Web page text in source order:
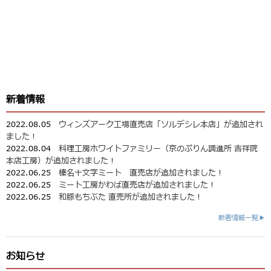
新着情報
2022.08.05 ウィンズアーク工場直売店「ソルデシレ本店」が追加され
ました！
2022.08.04 料理工房ホワイトファミリー（京のぷりん調進所 吉祥院
本店工房）が追加されました！
2022.06.25 榛名十文字ミート 直売店が追加されました！
2022.06.25 ミート工房かわば直売店が追加されました！
2022.06.25 和豚もちぶた 直売所が追加されました！
新着情報一覧▶
お知らせ